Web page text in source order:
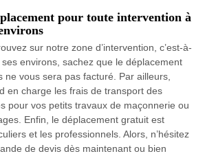
pour toute intervention à
sur notre zone d’intervention, c’est-à-
environs, sachez que le déplacement
ne vous sera pas facturé. Par ailleurs,
en charge les frais de transport des
pour vos petits travaux de maçonnerie ou
Enfin, le déplacement gratuit est
et les professionnels. Alors, n’hésitez
de devis dès maintenant ou bien